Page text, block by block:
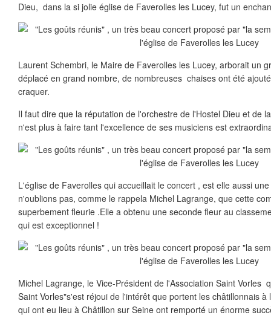
Dieu, dans la si jolie église de Faverolles les Lucey, fut un
Laurent Schembri, le Maire de Faverolles les Lucey, arborait un
déplacé en grand nombre, de nombreuses chaises ont été
craquer.
Il faut dire que la réputation de l'orchestre de l'Hostel Dieu et de
n'est plus à faire tant l'excellence de ses musiciens est
L'église de Faverolles qui accueillait le concert , est elle aussi
n'oublions pas, comme le rappela Michel Lagrange, que cette
superbement fleurie .Elle a obtenu une seconde fleur au
qui est exceptionnel !
Michel Lagrange, le Vice-Président de l'Association Saint Vorles
Saint Vorles"s'est réjoui de l'intérêt que portent les châtillonnais
qui ont eu lieu à Châtillon sur Seine ont remporté un énorme